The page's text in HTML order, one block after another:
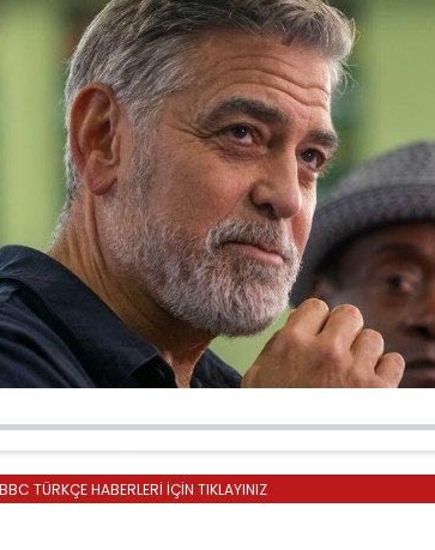
BBC TÜRKÇE HABERLERİ İÇİN TIKLAYINIZ